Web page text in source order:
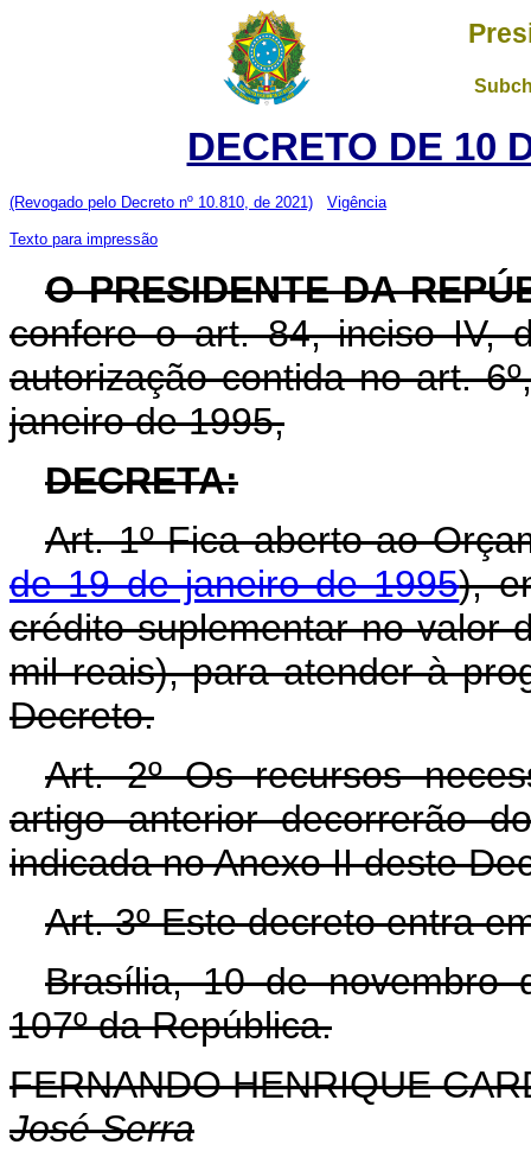
DECRETO DE 10
(Revogado pelo Decreto nº 10.810, de 2021) Vigência
Texto para impressão
O PRESIDENTE DA
confere o art. 84, inciso IV,
autorização contida no art.
janeiro de 1995,
DECRETA:
Art. 1º Fica aberto ao
de 19 de janeiro de 1995),
crédito suplementar no valor
mil reais), para atender à
Decreto.
Art. 2º Os recursos
artigo anterior decorrerão
indicada no Anexo II deste
Art. 3º Este decreto entra
Brasília, 10 de novembro
107º da República.
FERNANDO HENRIQUE
José Serra